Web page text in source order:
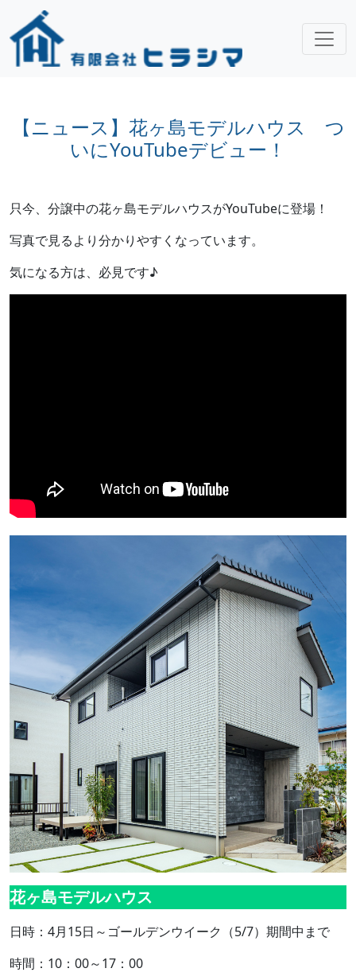
【ニュース】花ヶ島モデルハウス つ
いにYouTubeデビュー！
只今、分譲中の花ヶ島モデルハウスがYouTubeに登場！
写真で見るより分かりやすくなっています。
気になる方は、必見です♪
花ヶ島モデルハウス
日時：4月15日～ゴールデンウイーク（5/7）期間中まで
時間：10：00～17：00